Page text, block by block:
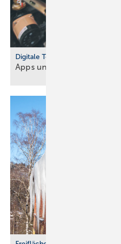
Digitale Tools
Apps und Soft­ware für